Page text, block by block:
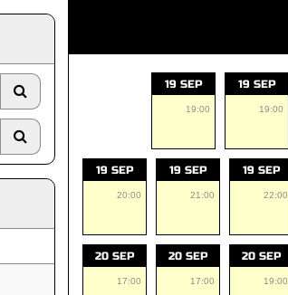
19 SEP
19:00
19 SEP
19:00
19 SEP
20:00
19 SEP
21:00
19 SEP
22:00
20 SEP
17:00
20 SEP
17:00
20 SEP
19:00